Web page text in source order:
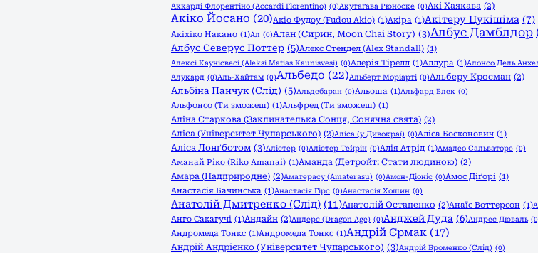
Аккарді Флорентіно (Accardi Florentino) (0)Акутаґава Рюноске (0)Акі Хаякава (2)
Акіко Йосано (20)Акіо Фудоу (Fudou Akio) (1)Акіра (1)Акітеру Цукішіма (7)
Акіхіко Накано (1)Ал (0)Алан (Сирин, Moon Chai Story) (3)Албус Дамблдор
Албус Северус Поттер (5)Алекс Стендел (Alex Standall) (1)
Алексі Каунісвесі (Aleksi Matias Kaunisvesi) (0)Алерія Тірелл (1)Аллура (1)Алонсо Дель
Алукард (0)Аль-Хайтам (0)Альбедо (22)Альберт Моріарті (0)Альберу Кросман (2)
Альбіна Панчук (Слід) (5)Альдебаран (0)Альоша (1)Альфард Блек (0)
Альфонсо (Ти зможеш) (1)Альфред (Ти зможеш) (1)
Аліна Старкова (Заклинателька Сонця, Сонячна свята) (2)
Аліса (Університет Чупарського) (2)Аліса (у Дивокраї) (0)Аліса Босконович (1)
Аліса Лонґботом (3)Алістер (0)Алістер Тейрін (0)Алія Атрід (1)Амадео Сальваторе (0)
Аманай Ріко (Riko Amanai) (1)Аманда (Детройт: Стати людиною) (2)
Амара (Надприродне) (2)Аматерасу (Amaterasu) (0)Амон-Діоніс (0)Амос Діґорі (1)
Анастасія Бачинська (1)Анастасія Гірс (0)Анастасія Хошин (0)
Анатолій Дмитренко (Слід) (11)Анатолій Остапенко (2)Анаїс Воттерсон (1)
Анго Сакагучі (1)Андайн (2)Андерс (Dragon Age) (0)Анджей Дуда (6)Андрес Дюваль
Андромеда Тонкс (1)Андромеда Тонкс (1)Андрій Єрмак (17)
Андрій Андрієнко (Університет Чупарського) (3)Андрій Броменко (Слід) (0)